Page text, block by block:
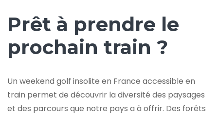
Prêt à prendre le
prochain train ?
Un weekend golf insolite en France accessible en
train permet de découvrir la diversité des paysages
et des parcours que notre pays a à offrir. Des forêts